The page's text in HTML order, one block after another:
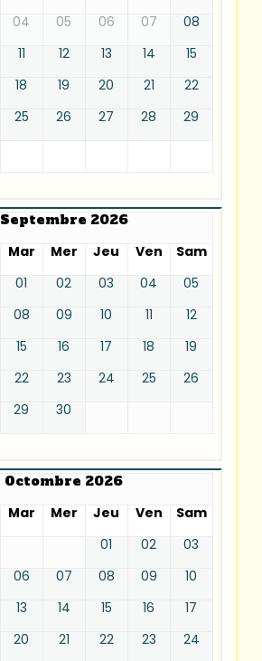
04 05 06 07
08
11 12 13 14
15
18 19 20 21
22
25 26 27 28
29
Septembre 2026
Mar Mer Jeu Ven
Sam
01
02 03 04
05
08 09 10 11
12
15 16 17 18
19
22 23 24 25
26
29 30
Octombre 2026
Mar Mer Jeu Ven
Sam
01
02
03
06 07 08 09
10
13 14 15 16
17
20 21 22 23
24